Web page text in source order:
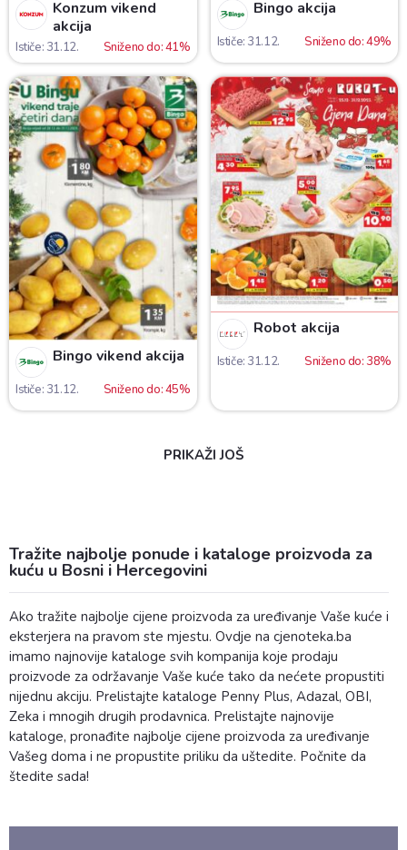
Konzum vikend
akcija
Ističe: 31.12. Sniženo do: 41%
Bingo akcija
Ističe: 31.12. Sniženo do: 49%
Bingo vikend akcija
Ističe: 31.12. Sniženo do: 45%
Robot akcija
Ističe: 31.12. Sniženo do: 38%
PRIKAŽI JOŠ
Tražite najbolje ponude i kataloge proizvoda za
kuću u Bosni i Hercegovini
Ako tražite najbolje cijene proizvoda za uređivanje Vaše kuće i
eksterjera na pravom ste mjestu. Ovdje na cjenoteka.ba
imamo najnovije kataloge svih kompanija koje prodaju
proizvode za održavanje Vaše kuće tako da nećete propustiti
nijednu akciju. Prelistajte kataloge Penny Plus, Adazal, OBI,
Zeka i mnogih drugih prodavnica. Prelistajte najnovije
kataloge, pronađite najbolje cijene proizvoda za uređivanje
Vašeg doma i ne propustite priliku da uštedite. Počnite da
štedite sada!